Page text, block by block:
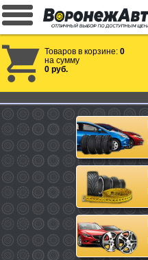
Товаров в корзине: 0
на сумму
0 руб.